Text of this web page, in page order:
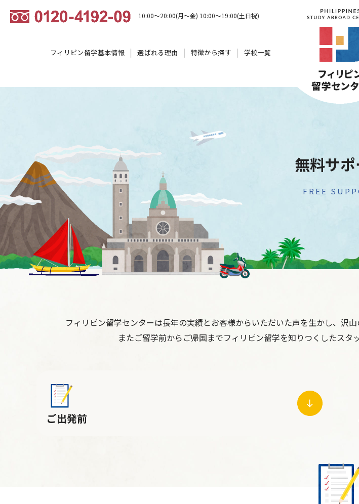
10:00～20:00(月～金) 10:00～19:00(土日祝)
フィリピン留学基本情報 選ばれる理由 特徴から探す 学校一覧
無料サ
FREE
フィリピン留学センターは長年の実績とお客様からいただいた声を生かし、沢
またご留学前からご帰国までフィリピン留学を知りつくしたスタ
ご出発前